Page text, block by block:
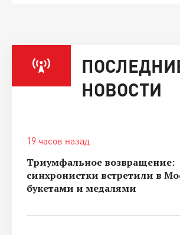
НОВОСТИ
19 часов назад
Триумфальное возвращение:
синхронистки встретили в
букетами и медалями